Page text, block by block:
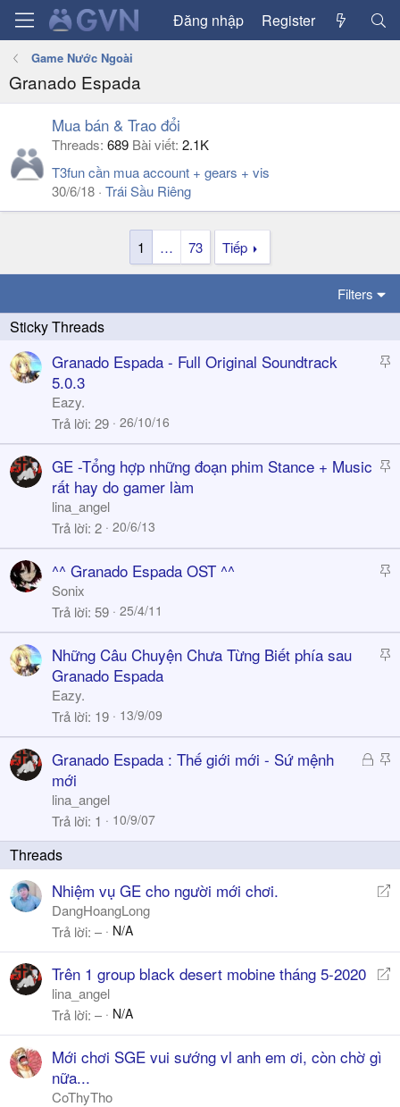
Đăng nhập Register
Game Nước Ngoài
Granado Espada
Mua bán & Trao đổi
Threads 689 Bài viết 2.1K
T3fun cần mua account + gears + vis
30/6/18 Trái Sầu Riêng
1 … 73 Tiếp
Filters
S
k
y
Granado Espada - Full Original Soundtrack
5.0.3
Eazy.
Trả lời 29 26/10/16
S
k
y
GE -Tổng hợp những đoạn phim Stance + Music
rất hay do gamer làm
lina_angel
Trả lời 2 20/6/13
S
c
k
^^ Granado Espada OST ^^
Sonix
Trả lời 59 25/4/11
S
k
y
Những Câu Chuyện Chưa Từng Biết phía sau
Granado Espada
Eazy.
Trả lời 19 13/9/09
Đ
ó
S
k
Granado Espada : Thế giới mới - Sứ mệnh
mới
lina_angel
Trả lời 1 10/9/07
R
i
r
Nhiệm vụ GE cho người mới chơi.
DangHoangLong
Trả lời – N/A
R
i
Trên 1 group black desert mobine tháng 5-2020
lina_angel
Trả lời – N/A
Mới chơi SGE vui sướng vl anh em ơi, còn chờ gì
nữa...
CoThyTho